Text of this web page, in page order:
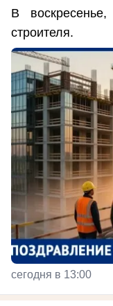
В
строителя.
сегодня в 13:00